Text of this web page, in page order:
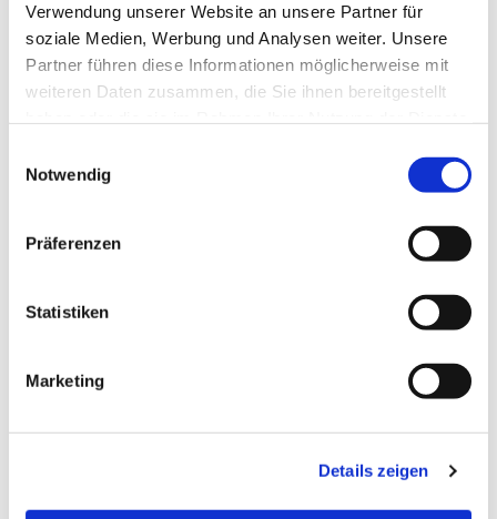
Verwendung unserer Website an unsere Partner für
soziale Medien, Werbung und Analysen weiter. Unsere
Partner führen diese Informationen möglicherweise mit
weiteren Daten zusammen, die Sie ihnen bereitgestellt
Notwendig
Präferenzen
Statistiken
Marketing
Details zeigen